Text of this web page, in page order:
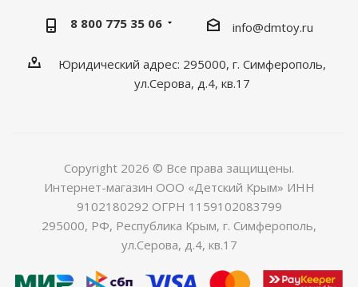
8 800 775 35 06 info@dmtoy.ru
Юридический адрес: 295000, г. Симферополь,
ул.Серова, д.4, кв.17
Copyright 2026 © Все права защищены.
Интернет-магазин ООО «Детский Крым» ИНН
9102180292 ОГРН 1159102083799
295000, РФ, Республика Крым, г. Симферополь,
ул.Серова, д.4, кв.17